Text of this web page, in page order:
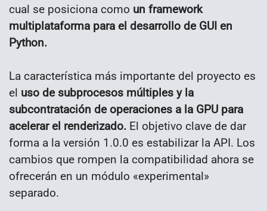
cual se posiciona como un framework
multiplataforma para el desarrollo de GUI en
Python.
La característica más importante del proyecto es
el uso de subprocesos múltiples y la
subcontratación de operaciones a la GPU para
acelerar el renderizado. El objetivo clave de dar
forma a la versión 1.0.0 es estabilizar la API. Los
cambios que rompen la compatibilidad ahora se
ofrecerán en un módulo «experimental»
separado.